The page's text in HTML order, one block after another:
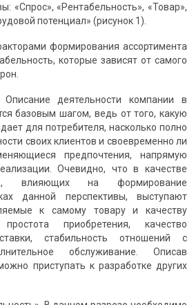
«Спрос», «Рентабельность», «Товар»,
потенциал» (рисунок 1).
формирования ассортимента
которые зависят от самого
Описание деятельности компании в
базовым шагом, ведь от того, какую
для потребителя, насколько полно
своих клиентов и своевременно ли
предпочтения, напрямую
Очевидно, что в качестве
влияющих на формирование
данной перспективы, выступают
к самому товару и качеству
приобретения, качество
стабильность отношений с
обслуживание. Описав
приступать к разработке других